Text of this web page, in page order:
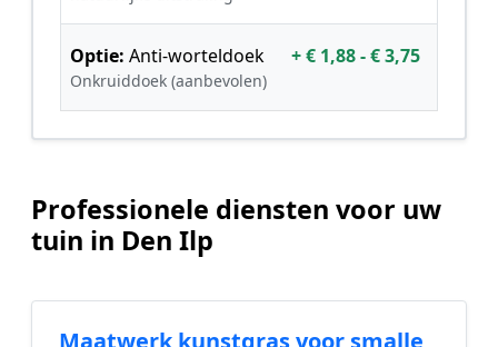
Optie: Anti-worteldoek
Onkruiddoek (aanbevolen)
+ € 1,88 - € 3,75
Professionele diensten voor uw
tuin in Den Ilp
Maatwerk kunstgras voor smalle